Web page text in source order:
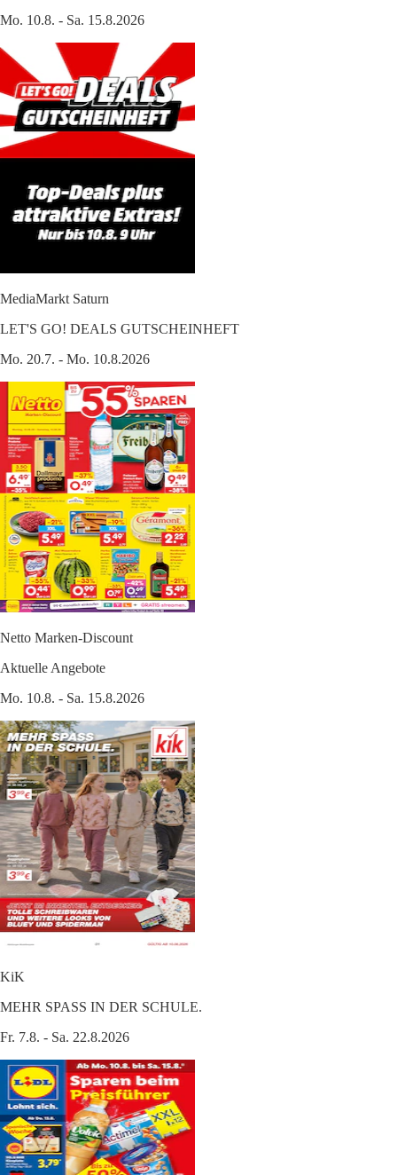
Mo. 10.8. - Sa. 15.8.2026
MediaMarkt Saturn
LET'S GO! DEALS GUTSCHEINHEFT
Mo. 20.7. - Mo. 10.8.2026
Netto Marken-Discount
Aktuelle Angebote
Mo. 10.8. - Sa. 15.8.2026
KiK
MEHR SPASS IN DER SCHULE.
Fr. 7.8. - Sa. 22.8.2026